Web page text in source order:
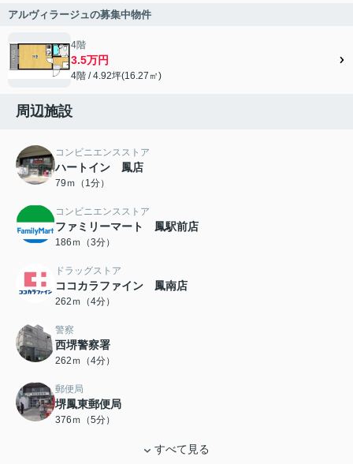
アルヴィラージュの募集中物件
4階
3.5万円
4階 / 4.92坪(16.27㎡)
周辺施設
コンビニエンスストア
ハートイン 鳳店
79ｍ（1分）
コンビニエンスストア
ファミリーマート 鳳駅前店
186ｍ（3分）
ドラッグストア
ココカラファイン 鳳南店
262ｍ（4分）
警察
西堺警察署
262ｍ（4分）
郵便局
堺鳳東郵便局
376ｍ（5分）
すべて見る